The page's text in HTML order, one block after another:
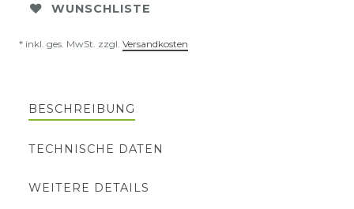
WUNSCHLISTE
* inkl. ges. MwSt. zzgl. Versandkosten
BESCHREIBUNG
TECHNISCHE DATEN
WEITERE DETAILS